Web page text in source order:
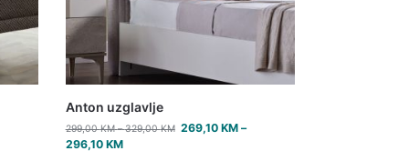
Anton uzglavlje
299,00KM – 329,00KM 269,10KM –
296,10 KM